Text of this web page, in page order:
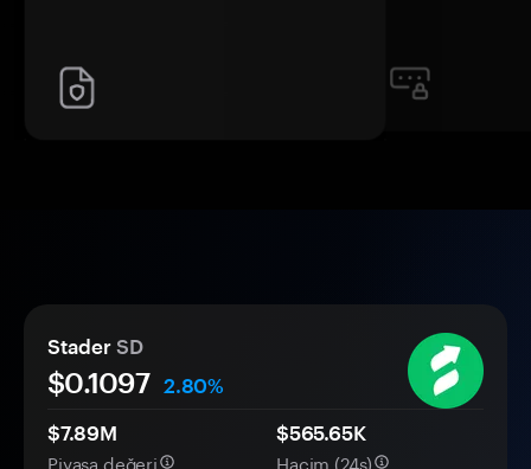
Stader SD
$0.1097
2.80%
$7.89M
Piyasa değeri
$565.65K
Hacim (24s)